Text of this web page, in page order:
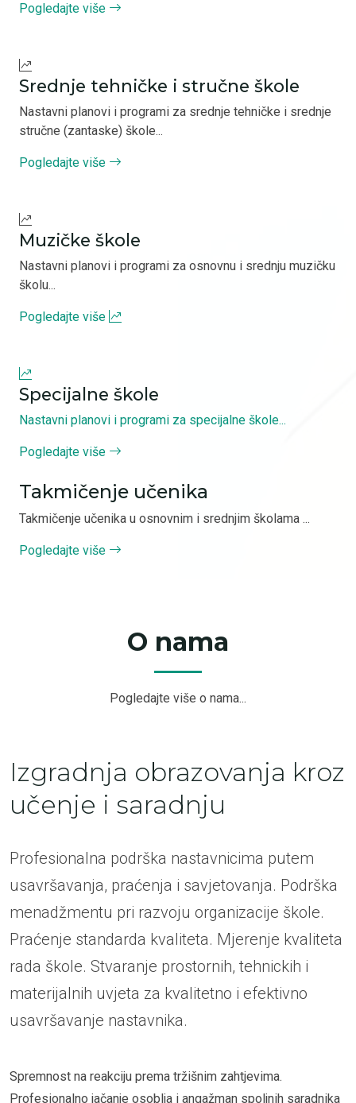
Pogledajte više
Srednje tehničke i stručne škole
Nastavni planovi i programi za srednje tehničke i srednje
stručne (zantaske) škole...
Pogledajte više
Muzičke škole
Nastavni planovi i programi za osnovnu i srednju muzičku
školu...
Pogledajte više
Specijalne škole
Nastavni planovi i programi za specijalne škole...
Pogledajte više
Takmičenje učenika
Takmičenje učenika u osnovnim i srednjim školama ...
Pogledajte više
O nama
Pogledajte više o nama...
Izgradnja obrazovanja kroz
učenje i saradnju
Profesionalna podrška nastavnicima putem
usavršavanja, praćenja i savjetovanja. Podrška
menadžmentu pri razvoju organizacije škole.
Praćenje standarda kvaliteta. Mjerenje kvaliteta
rada škole. Stvaranje prostornih, tehnickih i
materijalnih uvjeta za kvalitetno i efektivno
usavršavanje nastavnika.
Spremnost na reakciju prema tržišnim zahtjevima.
Profesionalno jačanje osoblja i angažman spoljnih saradnika